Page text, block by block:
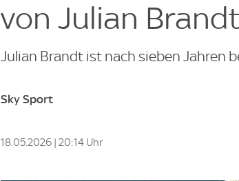
von Julian
Julian Brandt ist nach sieben Jahren
Sky Sport
18.05.2026 | 20:14 Uhr